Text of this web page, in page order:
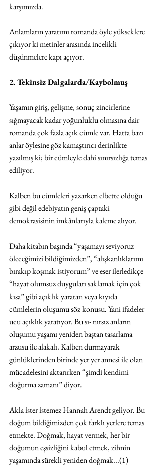
karşımızda.
Anlamların yaratımı romanda öyle yükseklere
çıkıyor ki metinler arasında incelikli
düşünmelere kapı açıyor.
2. Tekinsiz Dalgalarda/Kaybolmuş
Yaşamın giriş, gelişme, sonuç zincirlerine
sığmayacak kadar yoğunluklu olmasına dair
romanda çok fazla açık cümle var. Hatta bazı
anlar öylesine göz kamaştırıcı derinlikte
yazılmış ki; bir cümleyle dahi sınırsızlığa temas
ediliyor.
Kalben bu cümleleri yazarken elbette olduğu
gibi değil edebiyatın geniş çaptaki
demokrasisinin imkânlarıyla kaleme alıyor.
Daha kitabın başında “yaşamayı seviyoruz
öleceğimizi bildiğimizden”, “alışkanlıklarımı
bırakıp koşmak istiyorum” ve eser ilerledikçe
“hayat olumsuz duyguları saklamak için çok
kısa” gibi açıklık yaratan veya kıyıda
cümlelerin oluşumu söz konusu. Yani ifadeler
ucu açıklık yaratıyor. Bu sı- nırsız anların
oluşumu yaşamı yeniden baştan tasarlama
arzusu ile alakalı. Kalben durmayarak
günlüklerinden birinde yer yer annesi ile olan
mücadelesini aktarırken “şimdi kendimi
doğurma zamanı” diyor.
Akla ister istemez Hannah Arendt geliyor. Bu
doğum bildiğimizden çok farklı yerlere temas
etmekte. Doğmak, hayat vermek, her bir
doğumun eşsizliğini kabul etmek, zihnin
yaşamında sürekli yeniden doğmak...(1)